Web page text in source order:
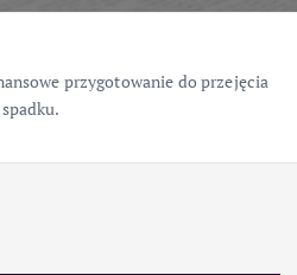
przygotowanie do przejęcia
spadku.